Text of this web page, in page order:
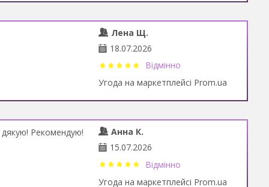
Лена Щ.
18.07.2026
Відмінно
Угода на маркетплейсі Prom.ua
Рекомендую!
Анна К.
15.07.2026
Відмінно
Угода на маркетплейсі Prom.ua